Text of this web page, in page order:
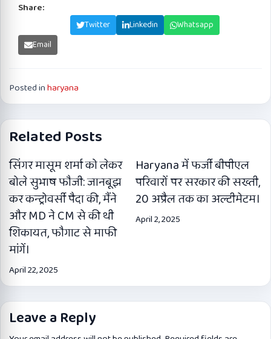
Share:
Twitter Linkedin
Whatsapp
Email
Posted inharyana
Related Posts
सिंगर मासूम शर्मा को लेकर
बोले सुभाष फौजी: जानबूझ
कर कन्ट्रोवर्सी पैदा की, मैंने
और MD ने CM से की थी
शिकायत, फौगाट से माफी
मांगें।
April 22, 2025
Haryana में फर्जी बीपीएल
परिवारों पर सरकार की सख्ती,
20 अप्रैल तक का अल्टीमेटम।
April 2, 2025
Leave a Reply